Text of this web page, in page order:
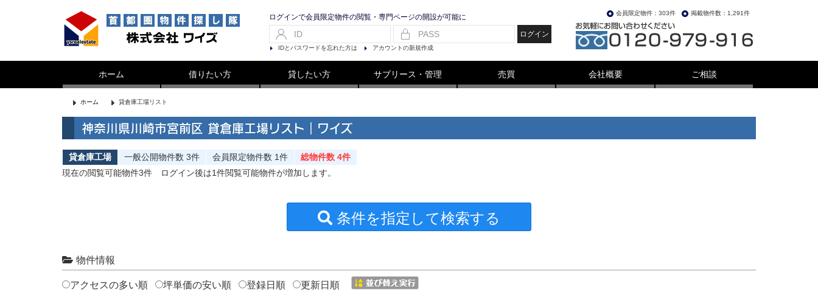
ログインで会員限定物件の閲覧・専門ページの開設が可能に
ログイン
IDとパスワードを忘れた方は アカウントの新規作成
掲載物件数：1,291件
会員限定物件：303件
ホーム 借りたい方 貸したい方 サブリース・管理 売買 会社概要 ご相談
ホーム 貸倉庫工場リスト
神奈川県川崎市宮前区 貸倉庫工場リスト｜ワイズ
貸倉庫工場 一般公開物件数 3件 会員限定物件数 1件
総物件数 4件
現在の閲覧可能物件3件
ログイン後は1件閲覧可能物件が増加します。
条件を指定して検索する
物件情報
アクセスの多い順 坪単価の安い順 登録日順 更新日順